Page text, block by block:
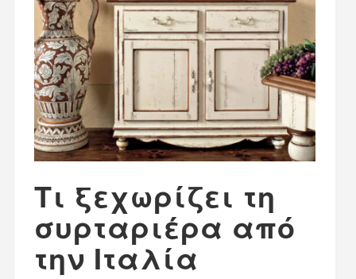
Τι ξεχωρίζει τη
συρταριέρα από
την Ιταλία